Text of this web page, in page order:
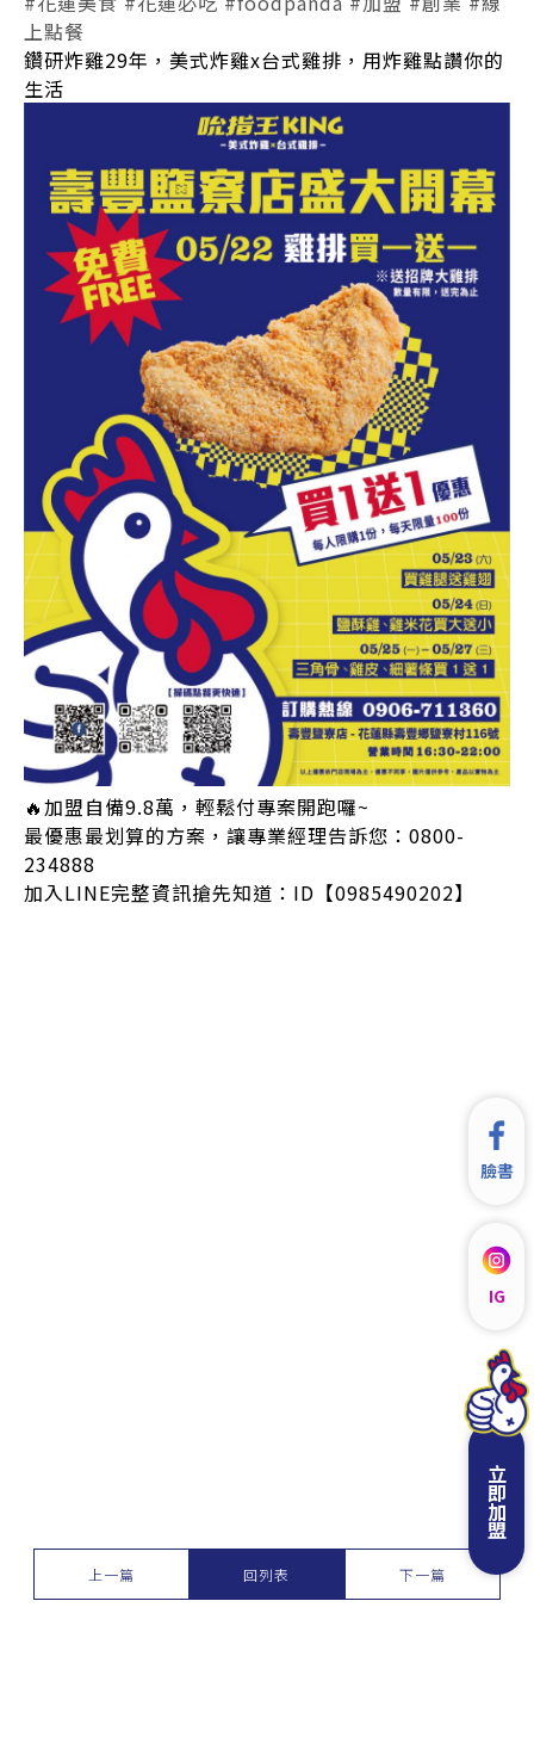
上點餐
鑽研炸雞29年，美式炸雞x台式雞排，用炸雞點讚你的
生活
🔥加盟自備9.8萬，輕鬆付專案開跑囉~
最優惠最划算的方案，讓專業經理告訴您：0800-
234888
加入LINE完整資訊搶先知道：ID【0985490202】
上一篇 回列表 下一篇
臉書
IG
立即加盟